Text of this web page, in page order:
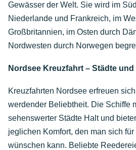
Gewässer der Welt. Sie wird im
Niederlande und Frankreich, im
Großbritannien, im Osten durch
Nordwesten durch Norwegen
Nordsee Kreuzfahrt – Städte
Kreuzfahrten Nordsee erfreuen
werdender Beliebtheit. Die Schiffe
sehenswerter Städte Halt und
jeglichen Komfort, den man sich
wünschen kann. Beliebte